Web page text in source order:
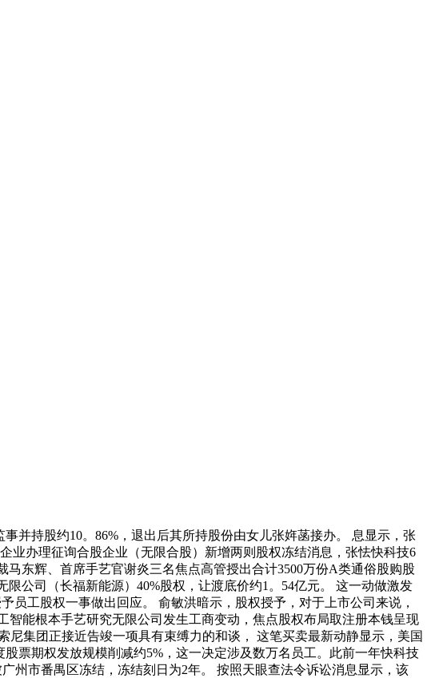
持股约10。86%，退出后其所持股份由女儿张姩菡接办。 息显示，张
业办理征询合股企业（无限合股）新增两则股权冻结消息，张怯快科技6
东辉、首席手艺官谢炎三名焦点高管授出合计3500万份A类通俗股购股
公司（长福新能源）40%股权，让渡底价约1。54亿元。 这一动做激发
员工股权一事做出回应。 俞敏洪暗示，股权授予，对于上市公司来说，
智能根本手艺研究无限公司发生工商变动，焦点股权布局取注册本钱呈现
集团正接近告竣一项具有束缚力的和谈， 这笔买卖最新动静显示，美国
票期权发放规模削减约5%，这一决定涉及数万名员工。此前一年快科技
州市番禺区冻结，冻结刻日为2年。 按照天眼查法令诉讼消息显示，该